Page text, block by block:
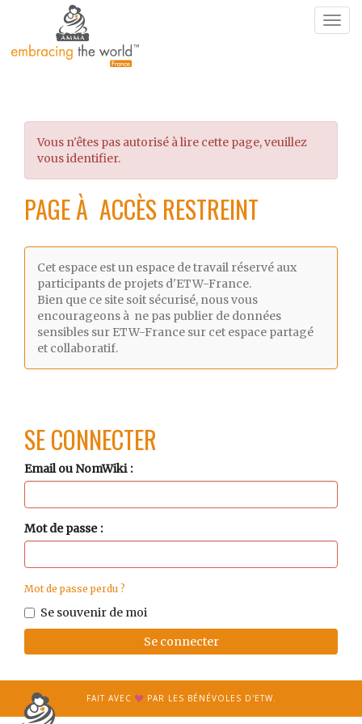
Vous n'êtes pas autorisé à lire cette page, veuillez
vous identifier.
PAGE À ACCÈS RESTREINT
Cet espace est un espace de travail réservé aux
participants de projets d'ETW-France.
Bien que ce site soit sécurisé, nous vous
encourageons à ne pas publier de données
sensibles sur ETW-France sur cet espace partagé
et collaboratif.
SE CONNECTER
Email ou NomWiki
Mot de passe
Mot de passe perdu ?
Se souvenir de moi
Se connecter
FAIT AVEC PAR LES BÉNÉVOLES D'ETW.